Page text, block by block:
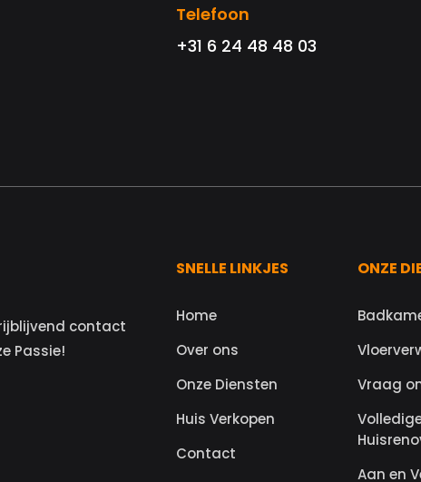
Telefoon
+31 6 24 48 48 03
contact
Passie!
SNELLE LINKJES
Home
Over ons
Onze Diensten
Huis Verkopen
Contact
ONZE
Vraag
Aan en